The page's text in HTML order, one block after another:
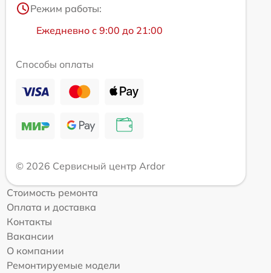
Режим работы:
Ежедневно с 9:00 до 21:00
Способы оплаты
© 2026 Сервисный центр Ardor
Стоимость ремонта
Оплата и доставка
Контакты
Вакансии
О компании
Ремонтируемые модели